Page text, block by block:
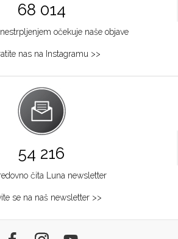
68 014
očekuje naše objave
nas na Instagramu >>
54 216
čita Luna newsletter
se na naš newsletter >>